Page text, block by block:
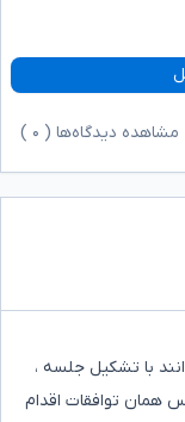
مشاهده دیدگاه‌ها ( ۰
با تشکیل جلسه ،
همان توافقات اقدام